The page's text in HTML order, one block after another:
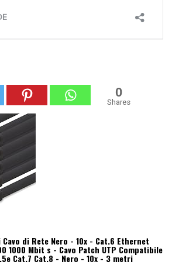
0
Shares
Cavo di Rete Nero - 10x - Cat.6 Ethernet
1000 Mbit s - Cavo Patch UTP Compatibile
Cat.7 Cat.8 - Nero - 10x - 3 metri